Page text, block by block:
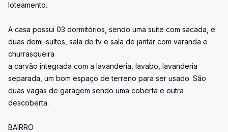
loteamento.
A casa possui 03 dormitórios, sendo uma suíte com sacada, e
duas demi-suítes, sala de tv e sala de jantar com varanda e
churrasqueira
a carvão integrada com a lavanderia, lavabo, lavanderia
separada, um bom espaço de terreno para ser usado. São
duas vagas de garagem sendo uma coberta e outra
descoberta.
BAIRRO